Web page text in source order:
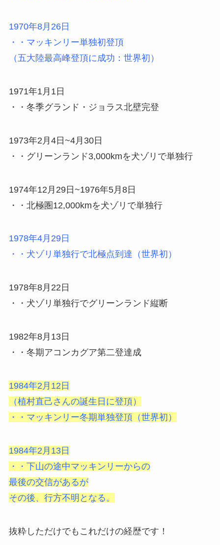
1970年8月26日
・・マッキンリー単独初登頂
（五大陸最高峰登頂に成功：世界初）
1971年1月1日
・・冬季グランド・ジョラス北壁完登
1973年2月4日~4月30日
・・グリーンランド3,000kmを犬ゾリで単独行
1974年12月29日~1976年5月8日
・・北極圏12,000kmを犬ゾリで単独行
1978年4月29日
・・犬ゾリ単独行で北極点到達（世界初）
1978年8月22日
・・犬ゾリ単独行でグリーンランド縦断
1982年8月13日
・・冬期アコンカグア第二登達成
1984年2月12日
（植村直己さんの誕生日に登頂）
・・マッキンリー冬期単独登頂（世界初）
1984年2月13日
・・下山の途中マッキンリーからの
最後の交信があるが
その後、行方不明となる。
抜粋しただけでもこれだけの経歴です！